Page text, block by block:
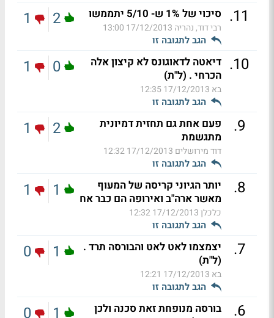
11
. סיכוי של 1% ש- 5/10 יתממשו
רבי דוד, נהריה 17/12/2013 13:00
הגב לתגובה זו
2
1
10
. דיאטה לדאוגונס לא קיצון אלה
הכרחי . (ל"ת)
בא 17/12/2013 12:35
הגב לתגובה זו
0
1
9
.
פעם אחת גם תחזית דמיונית
מתגשמת
דוד מירושלים 17/12/2013 12:32
הגב לתגובה זו
2
1
8
.
יותר הגיוני קריסה של המעוף
מאשר ארה"ב ואירופה הם כבר אח
כלכלן17/12/2013 12:32
הגב לתגובה זו
1
1
7
.
יצמצמו לאט לאט והבורסה תרד .
(ל"ת)
בא 17/12/2013 12:21
הגב לתגובה זו
1
0
6
.
בורסה מנופחת זאת סכנה ולכן
1
0